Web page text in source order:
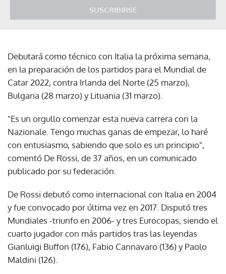
SUSCRIBIRSE
Debutará como técnico con Italia la próxima semana,
en la preparación de los partidos para el Mundial de
Catar 2022, contra Irlanda del Norte (25 marzo),
Bulgaria (28 marzo) y Lituania (31 marzo).
"Es un orgullo comenzar esta nueva carrera con la
Nazionale. Tengo muchas ganas de empezar, lo haré
con entusiasmo, sabiendo que solo es un principio",
comentó De Rossi, de 37 años, en un comunicado
publicado por su federación.
De Rossi debutó como internacional con Italia en 2004
y fue convocado por última vez en 2017. Disputó tres
Mundiales -triunfo en 2006- y tres Eurocopas, siendo el
cuarto jugador con más partidos tras las leyendas
Gianluigi Buffon (176), Fabio Cannavaro (136) y Paolo
Maldini (126).